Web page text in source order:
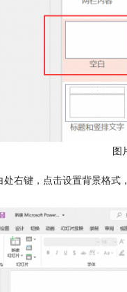
图
处右键，点击设置背景格式